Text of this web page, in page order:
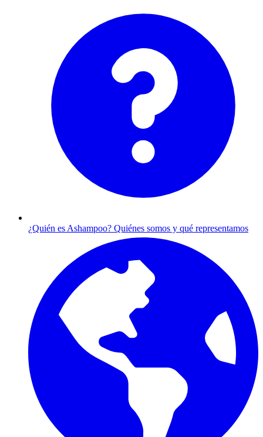
¿Quién es Ashampoo? Quiénes somos y qué representamos